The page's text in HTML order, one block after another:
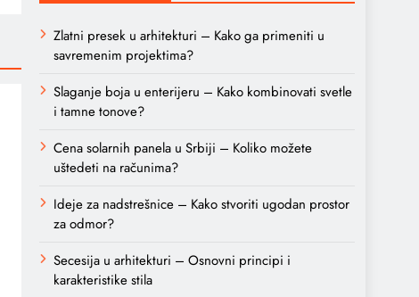
Zlatni presek u arhitekturi – Kako ga primeniti u
savremenim projektima?
Slaganje boja u enterijeru – Kako kombinovati svetle
i tamne tonove?
Cena solarnih panela u Srbiji – Koliko možete
uštedeti na računima?
Ideje za nadstrešnice – Kako stvoriti ugodan prostor
za odmor?
Secesija u arhitekturi – Osnovni principi i
karakteristike stila